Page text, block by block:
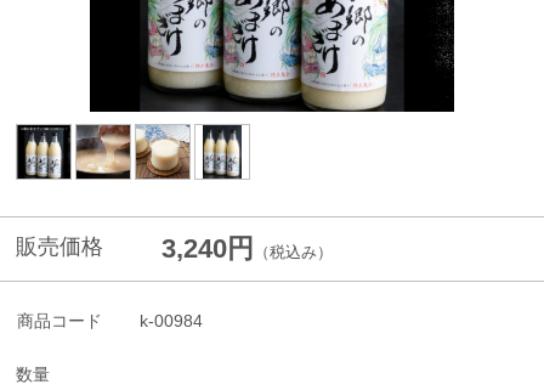
販売価格 3,240円 （税込み）
商品コード k-00984
数量